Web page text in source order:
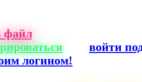
файлс нашего сайта,
войти
логином!